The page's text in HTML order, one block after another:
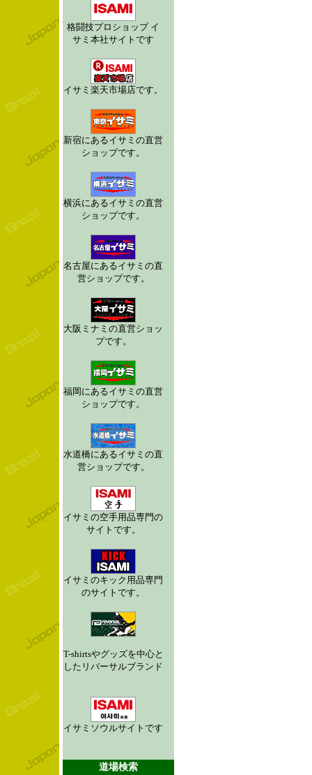
格闘技プロショップ イ
サミ本社サイトです
イサミ楽天市場店です。
新宿にあるイサミの直営
ショップです。
横浜にあるイサミの直営
ショップです。
名古屋にあるイサミの直
営ショップです。
大阪ミナミの直営ショッ
プです。
福岡にあるイサミの直営
ショップです。
水道橋にあるイサミの直
営ショップです。
イサミの空手用品専門の
サイトです。
イサミのキック用品専門
のサイトです。
T-shirtsやグッズを中心と
したリバーサルブランド
イサミソウルサイトです
道場検索